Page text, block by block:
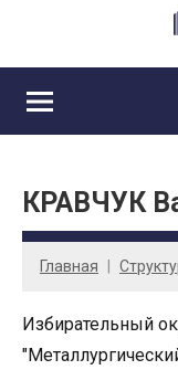
КРАВЧУК
Главная
Избирательный